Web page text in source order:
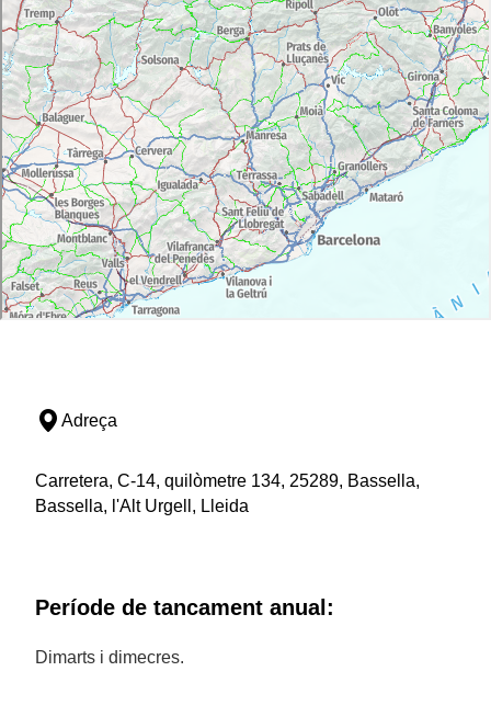
Adreça
Carretera, C-14, quilòmetre 134, 25289, Bassella,
Bassella, l'Alt Urgell, Lleida
Període de tancament anual:
Dimarts i dimecres.